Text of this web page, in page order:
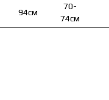
94см
70-
74см